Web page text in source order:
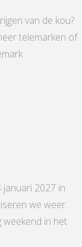
van de kou?
telemarken of
januari 2027 in
we weer
weekend in het